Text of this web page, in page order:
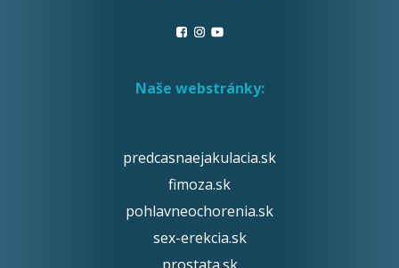
Naše webstránky:
predcasnaejakulacia.sk
fimoza.sk
pohlavneochorenia.sk
sex-erekcia.sk